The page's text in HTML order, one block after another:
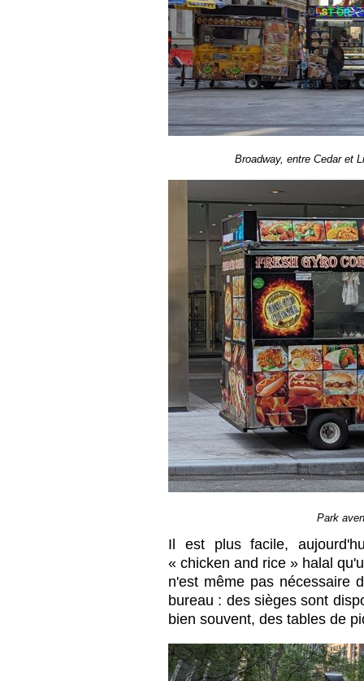
Broadway, entre Cedar et
Park
Il est plus facile,
« chicken and rice » halal
n'est même pas nécessaire
bureau : des sièges sont
bien souvent, des tables de